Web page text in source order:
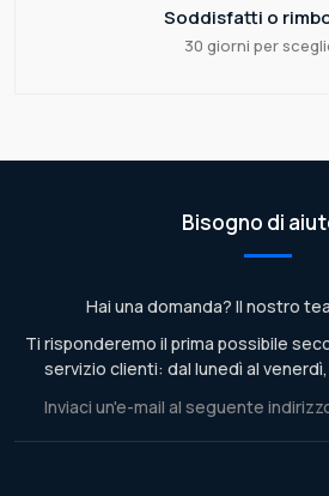
Soddisfatti o
30 giorni per
Bisogno di
Hai una domanda? Il nostro
Ti risponderemo il prima possibile
servizio clienti: dal lunedì al
Inviaci un'e-mail al seguente